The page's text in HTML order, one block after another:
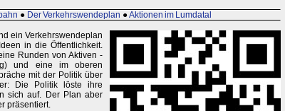
● Der Verkehrswendeplan ●Aktionen im Lumdatal
ein Verkehrswendeplan
in die Öffentlichkeit.
Runden von Aktiven -
und eine im oberen
mit der Politik über
Die Politik löste ihre
sich auf. Der Plan aber
präsentiert.